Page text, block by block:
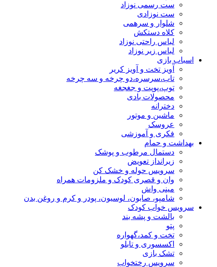
ست رسمی نوزاد
ست نوزادی
شلوار و سرهمی
کلاه دستکش
لباس راحتی نوزاد
لباس زیر نوزاد
اسباب بازی
آویز تخت و آویز کریر
تاب،سرسره،دو چرخه و سه چرخه
توپ،پوپت و جغجغه
محصولات بادی
دخترانه
ماشین و موتور
عروسک
فکری و آموزشی
بهداشت و حمام
دستمال مرطوب و پوشک
زیرانداز تعویض
سرویس حوله و خشک کن
وان و قصری کودک و ملزومات همراه
مینی واش
شامپو، صابون، لوسیون، پودر و کرم و روغن بدن
سرویس خواب کودک
بالشت و پشه بند
پتو
تخت و کمد،گهواره
اکسسوری و تابلو
تشک بازی
سرویس رختخواب